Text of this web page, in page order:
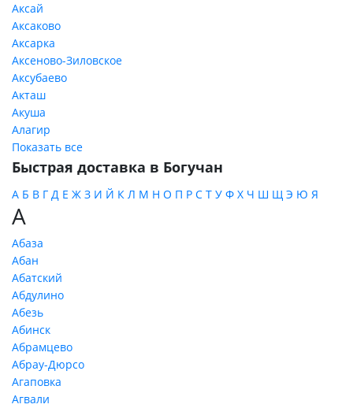
Аксай
Аксаково
Аксарка
Аксеново-Зиловское
Аксубаево
Акташ
Акуша
Алагир
Показать все
Быстрая доставка в Богучан
А Б В Г Д Е Ж З И Й К Л М Н О П Р С Т У Ф Х Ч Ш Щ Э Ю Я
А
Абаза
Абан
Абатский
Абдулино
Абезь
Абинск
Абрамцево
Абрау-Дюрсо
Агаповка
Агвали